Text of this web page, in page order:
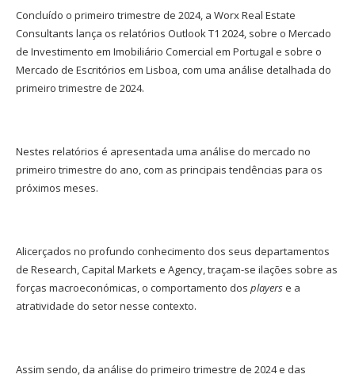
Concluído o primeiro trimestre de 2024, a Worx Real Estate
Consultants lança os relatórios Outlook T1 2024, sobre o Mercado
de Investimento em Imobiliário Comercial em Portugal e sobre o
Mercado de Escritórios em Lisboa, com uma análise detalhada do
primeiro trimestre de 2024.
Nestes relatórios é apresentada uma análise do mercado no
primeiro trimestre do ano, com as principais tendências para os
próximos meses.
Alicerçados no profundo conhecimento dos seus departamentos
de Research, Capital Markets e Agency, traçam-se ilações sobre as
forças macroeconómicas, o comportamento dos playerse a
atratividade do setor nesse contexto.
Assim sendo, da análise do primeiro trimestre de 2024 e das